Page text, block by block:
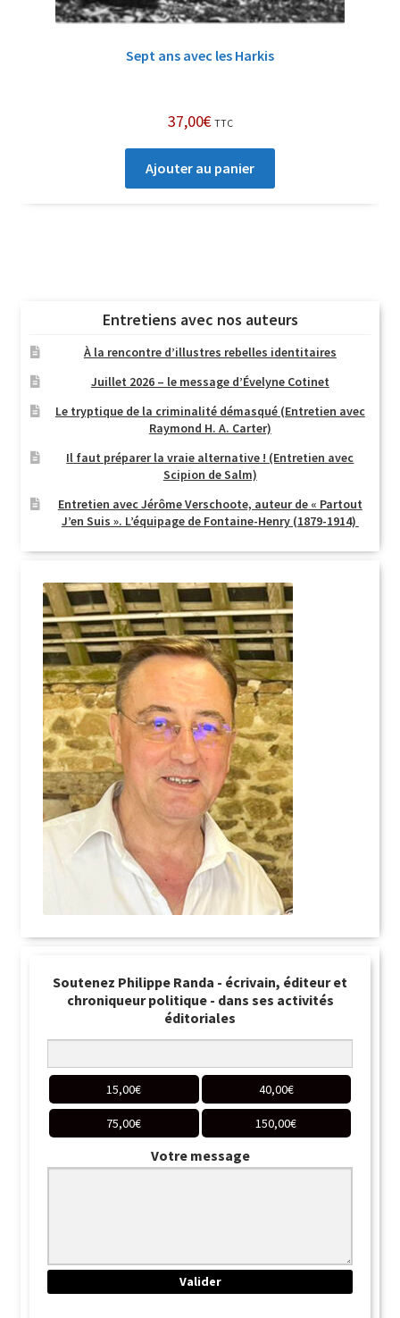
Sept ans avec les Harkis
37,00€ TTC
Ajouter au panier
Entretiens avec nos auteurs
À la rencontre d’illustres rebelles identitaires
Juillet 2026 – le message d’Évelyne Cotinet
Le tryptique de la criminalité démasqué (Entretien avec
Raymond H. A. Carter)
Il faut préparer la vraie alternative ! (Entretien avec
Scipion de Salm)
Entretien avec Jérôme Verschoote, auteur de « Partout
J’en Suis ». L’équipage de Fontaine-Henry (1879-1914)
Soutenez Philippe Randa - écrivain, éditeur et
chroniqueur politique - dans ses activités
éditoriales
15,00€ 40,00€
75,00€ 150,00€
Votre message